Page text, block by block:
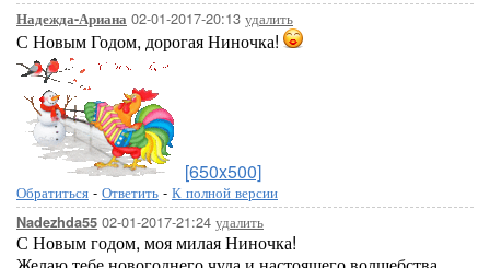
Надежда-Ариана 02-01-2017-20:13 удалить
С Новым Годом, дорогая Ниночка!
[650x500]
Обратиться - Ответить - К полной версии
Nadezhda55 02-01-2017-21:24 удалить
С Новым годом, моя милая Ниночка!